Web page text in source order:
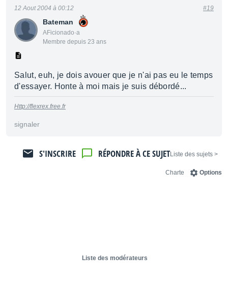
Bateman
AFicionado·a
Membre depuis 23 ans
12 Aout 2004 à 00:12 #19
Salut, euh, je dois avouer que je n'ai pas eu le temps
d'essayer. Honte à moi mais je suis débordé...
Http://flexrex.free.fr
signaler
< Liste des sujets
RÉPONDRE À CE SUJET
S'INSCRIRE
Options
Charte
Liste des modérateurs